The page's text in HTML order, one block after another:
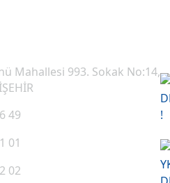
Mahallesi 993. Sokak No:14,
49
01
02